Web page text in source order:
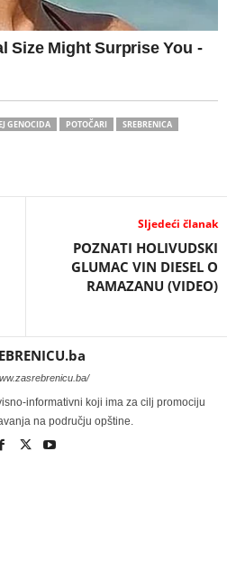
GENOCIDA POTOČARI SREBRENICA
Sljedeći članak
POZNATI HOLIVUDSKI
GLUMAC VIN DIESEL O
RAMAZANU (VIDEO)
informativni koji ima za cilj promociju
na području opštine.